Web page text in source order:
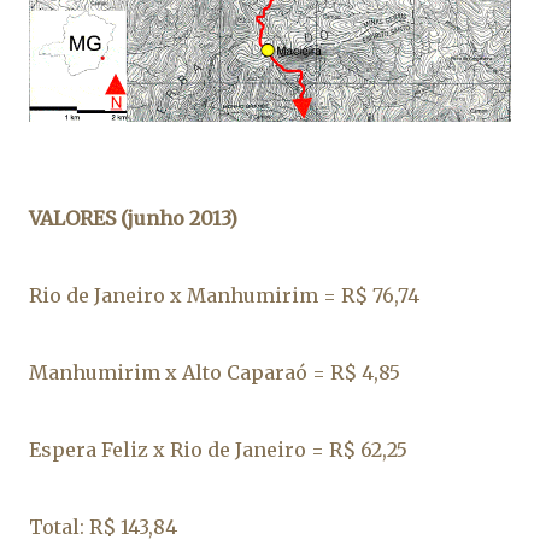
VALORES (junho 2013)
Rio de Janeiro x Manhumirim = R$ 76,74
Manhumirim x Alto Caparaó = R$ 4,85
Espera Feliz x Rio de Janeiro = R$ 62,25
Total: R$ 143,84